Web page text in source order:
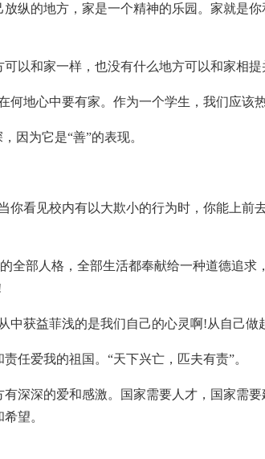
纵的地方，家是一个精神的乐园。家就是
以和家一样，也没有什么地方可以和家相提
地心中要有家。作为一个学生，我们应该
因为它是“善”的表现。
看见校内有以大欺小的行为时，你能上前
全部人格，全部生活都奉献给一种道德追
获益菲浅的是我们自己的心灵啊!从自己做
任爱我的祖国。“天下兴亡，匹夫有责”。
深深的爱和感激。国家需要人才，国家需
望。